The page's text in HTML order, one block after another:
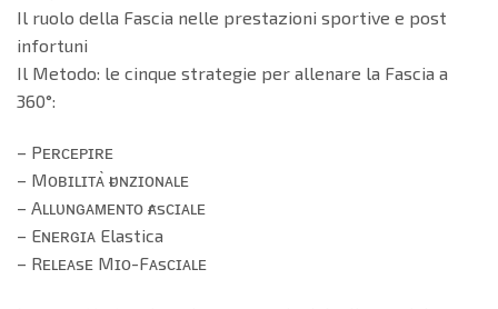
Il ruolo della Fascia nelle prestazioni sportive e post
infortuni
Il Metodo: le cinque strategie per allenare la Fascia a
360°:
– Pᴇʀᴄᴇᴘɪʀᴇ
– Mᴏʙɪʟɪᴛᴀ̀ ғᴜɴᴢɪᴏɴᴀʟᴇ
– Aʟʟᴜɴɢᴀᴍᴇɴᴛᴏ ғᴀsᴄɪᴀʟᴇ
– Eɴᴇʀɢɪᴀ Elastica
– Rᴇʟᴇᴀsᴇ Mɪᴏ-Fᴀsᴄɪᴀʟᴇ